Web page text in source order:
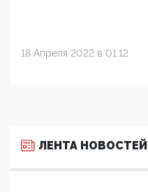
18 Апреля 2022 в 01:12
ЛЕНТА НОВОСТЕЙ